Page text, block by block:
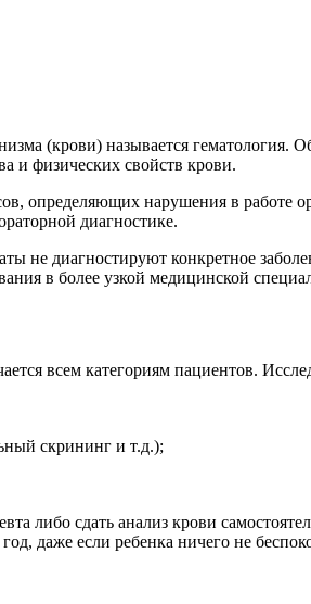
(крови) называется
и физических свойств крови.
определяющих нарушения в работе
диагностике.
не диагностируют конкретное
в более узкой медицинской
всем категориям пациентов.
скрининг и т.д.);
либо сдать анализ крови
даже если ребенка ничего не